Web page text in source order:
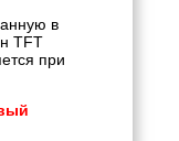
в
TFT
при